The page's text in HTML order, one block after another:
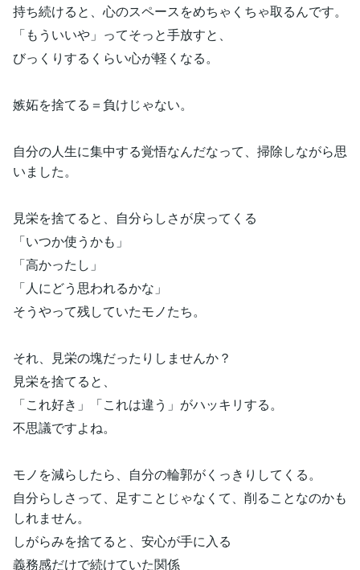
持ち続けると、心のスペースをめちゃくちゃ取るんです。
「もういいや」ってそっと手放すと、
びっくりするくらい心が軽くなる。
嫉妬を捨てる＝負けじゃない。
自分の人生に集中する覚悟なんだなって、掃除しながら思
いました。
見栄を捨てると、自分らしさが戻ってくる
「いつか使うかも」
「高かったし」
「人にどう思われるかな」
そうやって残していたモノたち。
それ、見栄の塊だったりしませんか？
見栄を捨てると、
「これ好き」「これは違う」がハッキリする。
不思議ですよね。
モノを減らしたら、自分の輪郭がくっきりしてくる。
自分らしさって、足すことじゃなくて、削ることなのかも
しれません。
しがらみを捨てると、安心が手に入る
義務感だけで続けていた関係